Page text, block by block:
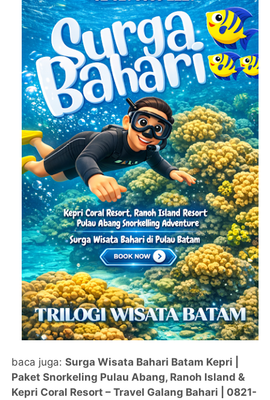
baca juga:Surga Wisata Bahari Batam Kepri |
Paket Snorkeling Pulau Abang, Ranoh Island &
Kepri Coral Resort – Travel Galang Bahari | 0821-